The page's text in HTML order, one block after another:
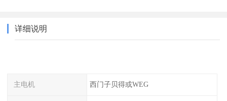
详细说明
主电机 西门子贝得或WEG